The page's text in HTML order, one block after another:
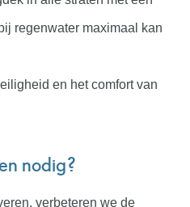
regenwater maximaal kan
en het comfort van
nodig?
verbeteren we de